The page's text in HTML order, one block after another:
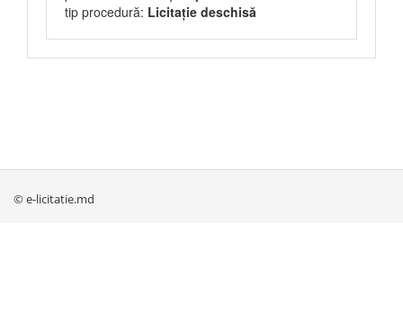
tip procedură: Licitație deschisă
© e-licitatie.md